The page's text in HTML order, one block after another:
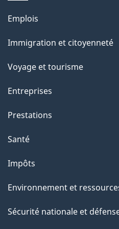
l
a
a
g
"
Thèmes
sujets
Emplois
Immigration et citoyenneté
Voyage et tourisme
Entreprises
Prestations
Santé
Impôts
Environnement et
Sécurité nationale et